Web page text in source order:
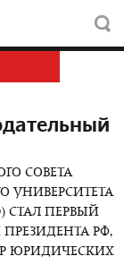
СОВЕТА
УНИВЕРСИТЕТА
СТАЛ ПЕРВЫЙ
РФ,
ЮРИДИЧЕСКИХ